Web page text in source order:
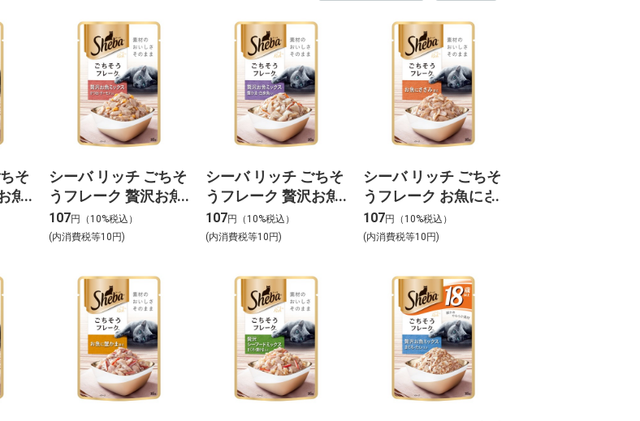
そ
魚
た
シーバ リッチ ごちそ
うフレーク 贅沢お魚
ミックス かつお・サ
ーモン入り 35g
107円（10%税込）
(内消費税等10円)
シーバ リッチ ごちそ
うフレーク 贅沢お魚
ミックス 蟹かま・白
身魚入り 35g
107円（10%税込）
(内消費税等10円)
シーバ リッチ ごちそ
うフレーク お魚にさ
さみ添え 35g
107円（10%税込）
(内消費税等10円)